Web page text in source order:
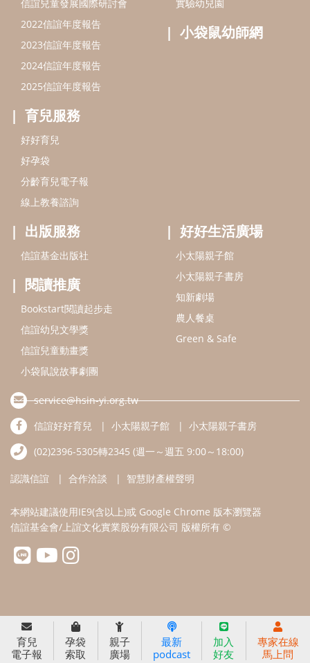
分齡育兒電子報
線上教養諮詢
出版服務
信誼基金出版社
閱讀推廣
Bookstart閱讀起步走
信誼幼兒文學獎
信誼兒童動畫獎
小袋鼠說故事劇團
service@hsin-yi.org.tw
信誼好好育兒
小太陽親子書房
(02)2396-5305轉2345 (週一～週五 9:00～18:00)
認識信誼 合作洽談 智慧財產權聲明
本網站建議使用IE9(含以上)或 Google Chrome 版本瀏覽器
信誼基金會/上誼文化實業股份有限公司 版權所有 ©
育兒
電子報
孕袋
索取
親子
廣場
最新
podcast
加入
好友
專家在線
馬上問